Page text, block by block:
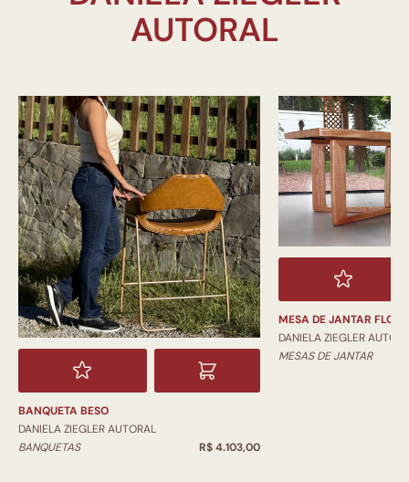
BANQUETA BESO
DANIELA ZIEGLER AUTORAL
BANQUETAS
R$ 4.103,00
MESA DE JANTAR
DANIELA ZIEGLER
MESAS DE JANTAR